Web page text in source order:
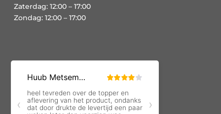
Zaterdag: 12:00 – 17:00
Zondag: 12:00 – 17:00